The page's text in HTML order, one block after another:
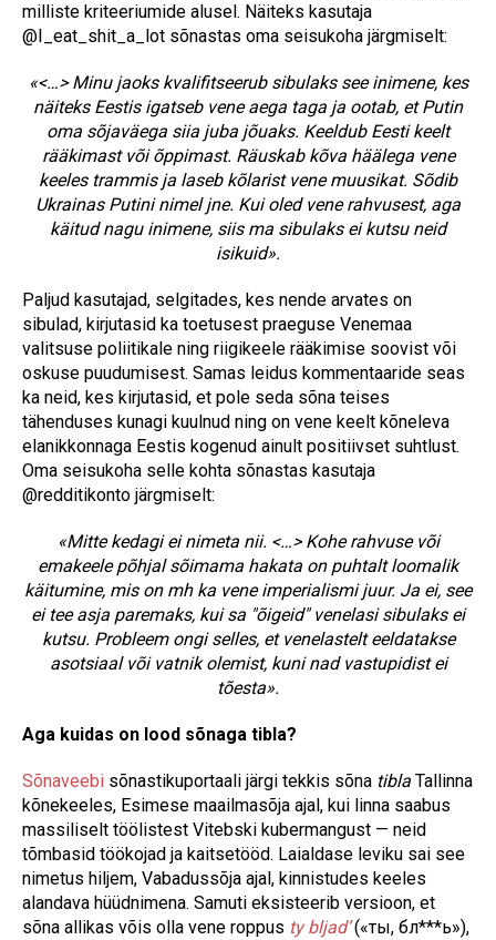
milliste kriteeriumide alusel. Näiteks kasutaja
@I_eat_shit_a_lot sõnastas oma seisukoha järgmiselt:
«<…> Minu jaoks kvalifitseerub sibulaks see inimene, kes
näiteks Eestis igatseb vene aega taga ja ootab, et Putin
oma sõjaväega siia juba jõuaks. Keeldub Eesti keelt
rääkimast või õppimast. Räuskab kõva häälega vene
keeles trammis ja laseb kõlarist vene muusikat. Sõdib
Ukrainas Putini nimel jne. Kui oled vene rahvusest, aga
käitud nagu inimene, siis ma sibulaks ei kutsu neid
isikuid».
Paljud kasutajad, selgitades, kes nende arvates on
sibulad, kirjutasid ka toetusest praeguse Venemaa
valitsuse poliitikale ning riigikeele rääkimise soovist või
oskuse puudumisest. Samas leidus kommentaaride seas
ka neid, kes kirjutasid, et pole seda sõna teises
tähenduses kunagi kuulnud ning on vene keelt kõneleva
elanikkonnaga Eestis kogenud ainult positiivset suhtlust.
Oma seisukoha selle kohta sõnastas kasutaja
@redditikonto järgmiselt:
«Mitte kedagi ei nimeta nii. <…> Kohe rahvuse või
emakeele põhjal sõimama hakata on puhtalt loomalik
käitumine, mis on mh ka vene imperialismi juur. Ja ei, see
ei tee asja paremaks, kui sa "õigeid" venelasi sibulaks ei
kutsu. Probleem ongi selles, et venelastelt eeldatakse
asotsiaal või vatnik olemist, kuni nad vastupidist ei
tõesta».
Aga kuidas on lood sõnaga tibla?
Sõnaveebi sõnastikuportaali järgi tekkis sõna tibla Tallinna
kõnekeeles, Esimese maailmasõja ajal, kui linna saabus
massiliselt töölistest Vitebski kubermangust — neid
tõmbasid töökojad ja kaitsetööd. Laialdase leviku sai see
nimetus hiljem, Vabadussõja ajal, kinnistudes keeles
alandava hüüdnimena. Samuti eksisteerib versioon, et
sõna allikas võis olla vene roppus ty bljad’ («ты, бл***ь»),